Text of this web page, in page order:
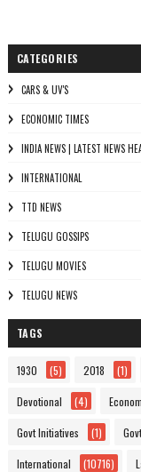
CATEGORIES
CARS & UV'S
ECONOMIC TIMES
INDIA NEWS | LATEST NEWS
INTERNATIONAL
TTD NEWS
TELUGU GOSSIPS
TELUGU MOVIES
TELUGU NEWS
TAGS
1930 (5) 2018 (1)
Devotional (4)
Govt Initiatives (1)
International (10716)